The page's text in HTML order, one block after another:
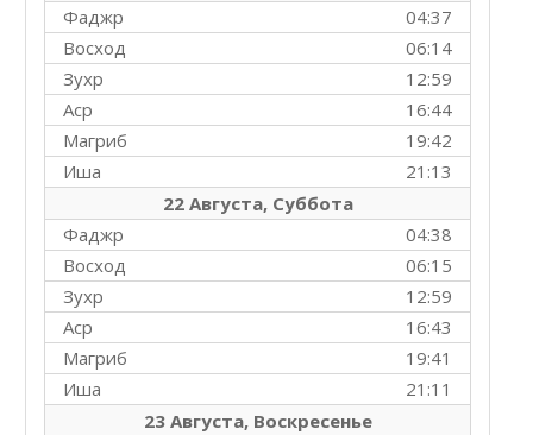
04:37
Фаджр
06:14
Восход
12:59
Зухр
16:44
Аср
19:42
Магриб
21:13
Иша
22 Августа, Суббота
04:38
Фаджр
06:15
Восход
12:59
Зухр
16:43
Аср
19:41
Магриб
21:11
Иша
23 Августа, Воскресенье